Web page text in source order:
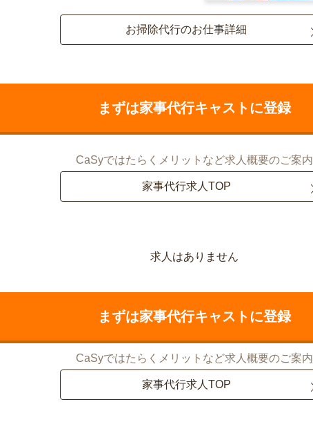
お掃除代行のお仕事詳細
まずは家事代行キャストに登録
CaSyではたらくメリットなど求人概要のご案内
家事代行求人TOP
求人はありません
まずは家事代行キャストに登録
CaSyではたらくメリットなど求人概要のご案内
家事代行求人TOP